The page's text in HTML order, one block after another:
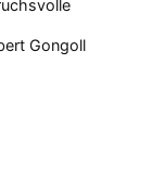
Gongoll